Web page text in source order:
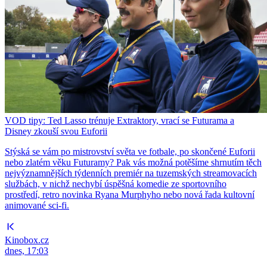
VOD tipy: Ted Lasso trénuje Extraktory, vrací se Futurama a
Disney zkouší svou Euforii
Stýská se vám po mistrovství světa ve fotbale, po skončené Euforii
nebo zlatém věku Futuramy? Pak vás možná potěšíme shrnutím těch
nejvýznamnějších týdenních premiér na tuzemských streamovacích
službách, v nichž nechybí úspěšná komedie ze sportovního
prostředí, retro novinka Ryana Murphyho nebo nová řada kultovní
animované sci-fi.
Kinobox.cz
dnes, 17:03